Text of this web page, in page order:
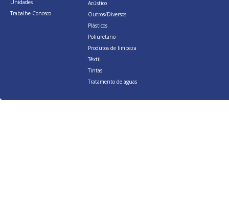
Unidades
Trabalhe Conosco
Acústico
Outros/Diversos
Plásticos
Poliuretano
Produtos de limpeza
Têxtil
Tintas
Tratamento de águas